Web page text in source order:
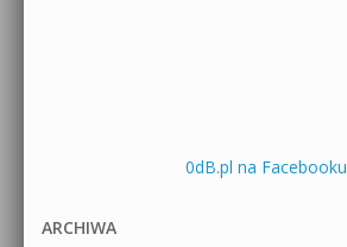
0dB.pl na Facebooku
ARCHIWA